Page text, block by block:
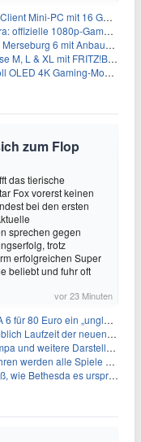
PC mit 16 GB RAM für 100€
GameChat-Kamera für 19,99€
6 mit Anbaudach für 1.048€
für 1€ und 220€ Bonus (effektiv ab 19,74€/Monat)
4K Gaming-Monitor für 549€
zum Flop
das tierische
Fox vorerst keinen
bei den ersten
sprechen gegen
trotz
erfolgreichen Super
beliebt und fuhr oft
vor 23 Minuten
ein „unglaubliches Schnäppchen“
der neuen Gameplay-Präsentation
Darsteller sollen feststehen
alle Spiele gestreamt
es ursprünglich wollte